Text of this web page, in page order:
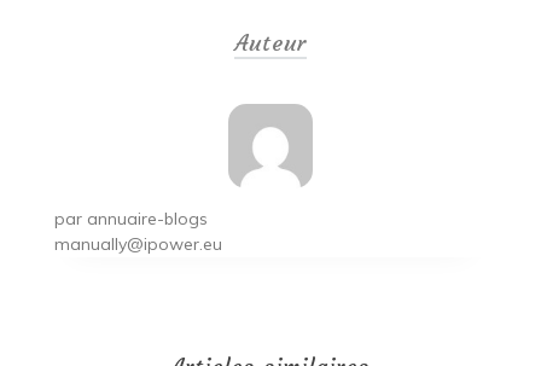
Auteur
par annuaire-blogs
manually@ipower.eu